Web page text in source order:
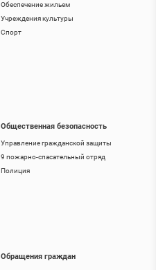
Обеспечение жильем
Учреждения культуры
Спорт
Общественная безопасность
Управление гражданской защиты
9 пожарно-спасательный отряд
Полиция
Обращения граждан